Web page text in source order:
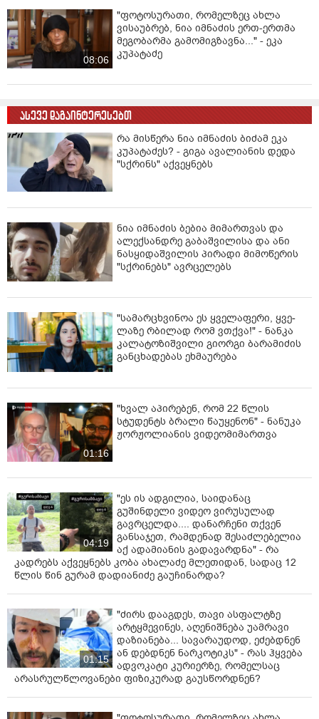
08:06
"ფოტოსურათი, რომელზეც ახლა
ვისაუბრებ, ნია იმნაძის ერთ-ერთმა
მეგობარმა გამომიგზავნა..." - ეკა
კუპატაძე
ასევე დაგაინტერესებთ
რა მისწერა ნია იმნაძის ბიძამ ეკა
კუპატაძეს? - გიგა ავალიანის დედა
"სქრინს" აქვეყნებს
ნია იმნაძის ბებია მიმართვას და
ალექსანდრე გაბაშვილისა და ანი
ნასყიდაშვილის პირადი მიმოწერის
"სქრინებს" ავრცელებს
"სა­მარ­ცხვი­ნოა ეს ყვე­ლა­ფე­რი, ყვე­
ლა­ზე რბი­ლად რომ ვთქვა!" - ნანკა
კალატოზიშვილი გიორგი ბარამიძის
განცხადებას ეხმაურება
01:16
"ხვალ აპირებენ, რომ 22 წლის
სტუდენტს ბრალი წაუყენონ" - ნანუკა
ჟორჟოლიანის ვიდეომიმართვა
04:19
"ეს ის ადგილია, საიდანაც
გუშინდელი ვიდეო ვირუსულად
გავრცელდა.... დანარჩენი თქვენ
განსაჯეთ, რამდენად შესაძლებელია
აქ ადამიანის გადავარდნა" - რა
კადრებს აქვეყნებს კობა ახალაძე მლეთიდან, სადაც 12
წლის წინ გურამ დადიანიძე გაუჩინარდა?
01:15
"ძირს დააგდეს, თავი ასფალტზე
არტყმევინეს, აღენიშნება უამრავი
დაზიანება... სავარაუდოდ, ეძებდნენ
ან დებდნენ ნარკოტიკს" - რას ჰყვება
ადვოკატი კურიერზე, რომელსაც
არასრულწლოვანები ფიზიკურად გაუსწორდნენ?